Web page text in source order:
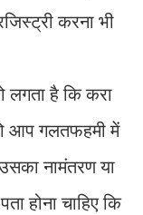
करना भी
लगता है कि करा
आप गलतफहमी में
नामंतरण या
होना चाहिए कि